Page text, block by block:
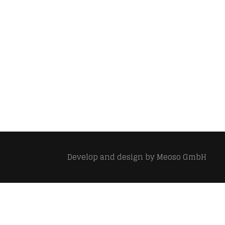
Develop and design byMeoso GmbH